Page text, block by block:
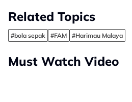
Related Topics
#bola sepak #FAM #Harimau Malaya
Must Watch Video